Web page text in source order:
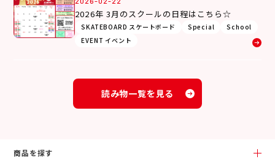
2026年 3月のスクールの日程はこちら☆
SKATEBOARD スケートボード Special
School
EVENT イベント
読み物一覧を見る
商品を探す